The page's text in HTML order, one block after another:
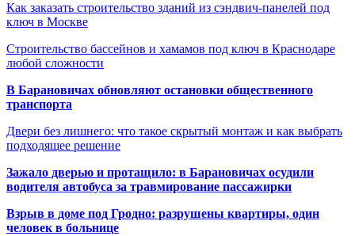
Как заказать строительство зданий из сэндвич-панелей под
ключ в Москве
Строительство бассейнов и хамамов под ключ в Краснодаре
любой сложности
В Барановичах обновляют остановки общественного
транспорта
Двери без лишнего: что такое скрытый монтаж и как выбрать
подходящее решение
Зажало дверью и протащило: в Барановичах осудили
водителя автобуса за травмирование пассажирки
Взрыв в доме под Гродно: разрушены квартиры, один
человек в больнице